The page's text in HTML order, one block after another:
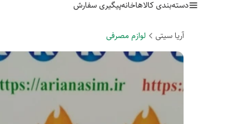
دسته‌بندی کالاهاخانهپیگیری سفارش
آریا سیتی لوازم مصرفی